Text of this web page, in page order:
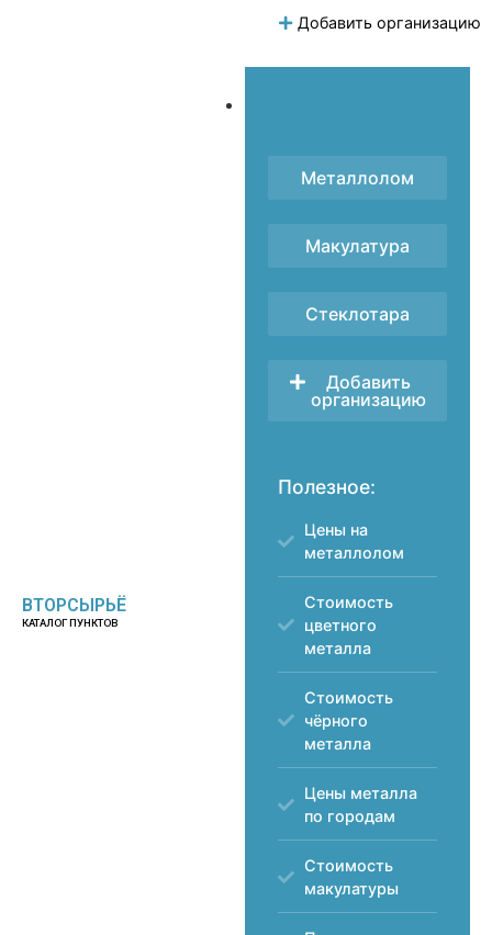
Добавить организацию
ВТОРСЫРЬЁ
КАТАЛОГ ПУНКТОВ
Металлолом
Макулатура
Стеклотара
Добавить
организацию
Полезное:
Цены на
металлолом
Стоимость
цветного
металла
Стоимость
чёрного
металла
Цены металла
по городам
Стоимость
макулатуры